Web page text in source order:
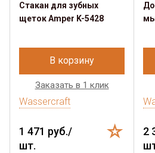
Стакан для зубных
щеток Amper K-5428
В корзину
Заказать в 1 клик
Wassercraft
1 471 руб./
шт.
2